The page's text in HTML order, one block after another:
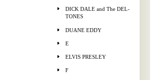
DICK DALE and The DEL-
TONES
DUANE EDDY
E
ELVIS PRESLEY
F